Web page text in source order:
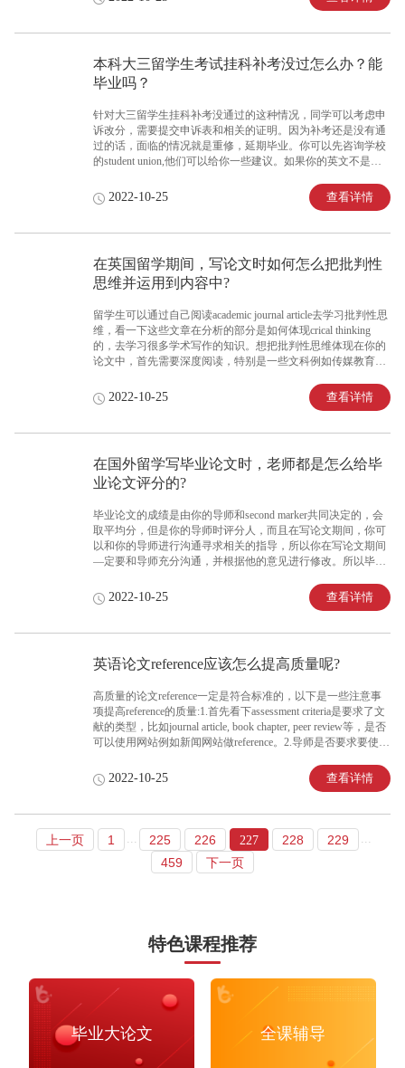
的论文有较强的论证跟论据。
本科大三留学生考试挂科补考没过怎么办？能
毕业吗？
针对大三留学生挂科补考没通过的这种情况，同学可以考虑申
诉改分，需要提交申诉表和相关的证明。因为补考还是没有通
过的话，面临的情况就是重修，延期毕业。你可以先咨询学校
的student union,他们可以给你一些建议。如果你的英文不是很
2022-10-25 查看详情
在英国留学期间，写论文时如何怎么把批判性
思维并运用到内容中?
留学生可以通过自己阅读academic journal article去学习批判性思
维，看一下这些文章在分析的部分是如何体现crical thinking
的，去学习很多学术写作的知识。想把批判性思维体现在你的
论文中，首先需要深度阅读，特别是一些文科例如传媒教育
文本;写完后自己评估自己所写的内容是否有逻辑有支撑，是否
存在不足之处有待改进，然后思考一下是否存在相似/不同的观
2022-10-25 查看详情
在国外留学写毕业论文时，老师都是怎么给毕
业论文评分的?
毕业论文的成绩是由你的导师和second marker共同决定的，会
取平均分，但是你的导师时评分人，而且在写论文期间，你可
以和你的导师进行沟通寻求相关的指导，所以你在写论文期间
—定要和导师充分沟通，并根据他的意见进行修改。所以毕业
或者meeting的机会，尽量多的去寻求指导，这样之后的分数也
不会太差。当然毕业论文写作之前也会有具体的要求和每一部
2022-10-25 查看详情
英语论文reference应该怎么提高质量呢?
高质量的论文reference一定是符合标准的，以下是一些注意事
项提高reference的质量:1.首先看下assessment criteria是要求了文
献的类型，比如journal article, book chapter, peer review等，是否
可以使用网站例如新闻网站做reference。2.导师是否要求要使用
library按要求做一些research。4.如果学校的library无法找到一些
文献，那么可以参考一些能免费使用的学术网站。
2022-10-25 查看详情
上一页 1 225 226 227 228 229
459 下一页
特色课程推荐
毕业大论文 全课辅导